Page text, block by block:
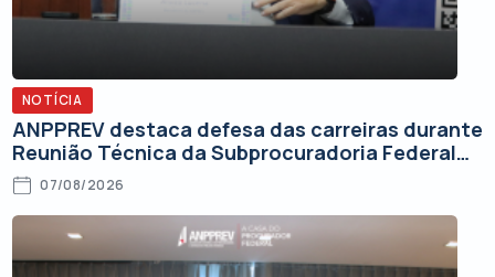
NOTÍCIA
ANPPREV destaca defesa das carreiras durante
Reunião Técnica da Subprocuradoria Federal
de Contencioso
07/08/2026